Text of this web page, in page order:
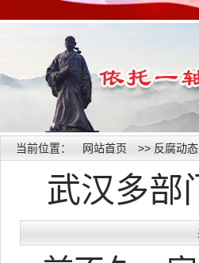
当前位置： 网站首页 >> 反腐动态
武汉多部